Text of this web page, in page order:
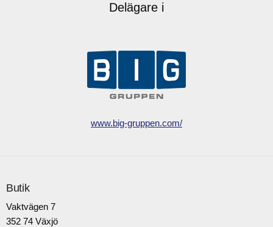
Delägare i
www.big-gruppen.com/
Butik
Vaktvägen 7
352 74 Växjö